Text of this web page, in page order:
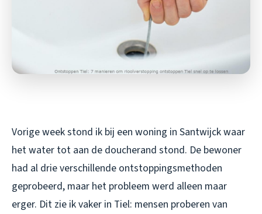
Vorige week stond ik bij een woning in Santwijck waar
het water tot aan de doucherand stond. De bewoner
had al drie verschillende ontstoppingsmethoden
geprobeerd, maar het probleem werd alleen maar
erger. Dit zie ik vaker in Tiel: mensen proberen van